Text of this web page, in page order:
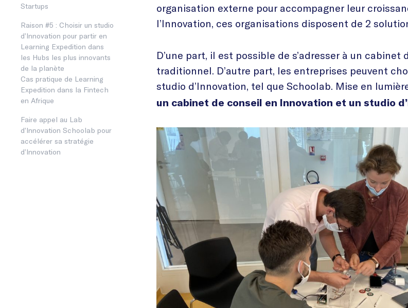
Startups
Raison #5 : Choisir un studio
d’Innovation pour partir en
Learning Expedition dans
les Hubs les plus innovants
de la planète
Cas pratique de Learning
Expedition dans la Fintech
en Afrique
Faire appel au Lab
d’Innovation Schoolab pour
accélérer sa stratégie
d’Innovation
organisation externe pour accompagner leur
l’Innovation, ces organisations disposent de 2
D’une part, il est possible de s’adresser à un
traditionnel. D’autre part, les entreprises peuvent
studio d’Innovation, tel que Schoolab. Mise en
un cabinet de conseil en Innovation et un studio